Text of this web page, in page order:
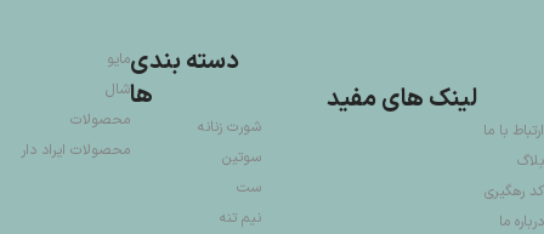
لینک های مفید
ارتباط با ما
بلاگ
کد رهگیری
درباره ما
دسته بندی
ها
شورت زنانه
سوتین
ست
نیم تنه
مایو
شال
محصولات
محصولات ایراد دار